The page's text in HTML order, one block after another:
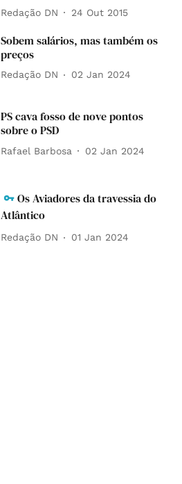
Redação DN 24 Out 2015
Sobem salários, mas também os
preços
Redação DN 02 Jan 2024
PS cava fosso de nove pontos
sobre o PSD
Rafael Barbosa 02 Jan 2024
Os Aviadores da travessia do
Atlântico
Redação DN 01 Jan 2024